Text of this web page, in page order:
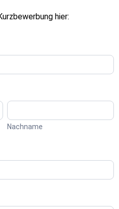
hier:
Nachname